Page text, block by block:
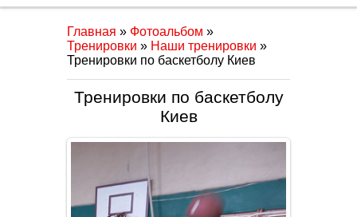
Главная » Фотоальбом »
Тренировки » Наши тренировки »
Тренировки по баскетболу Киев
Тренировки по баскетболу
Киев